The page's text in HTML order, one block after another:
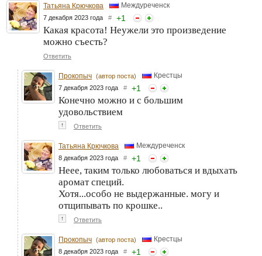
Татьяна Крючкова Междуреченск
7 декабря 2023 года # +1
Какая красота! Неужели это произведение
можно съесть?
Ответить
Прокопыч (автор поста) Крестцы
7 декабря 2023 года # +1
Конечно можно и с большим
удовольствием
↑ Ответить
Татьяна Крючкова Междуреченск
8 декабря 2023 года # +1
Неее, таким только любоваться и вдыхать
аромат специй.
Хотя...особо не выдержанные. могу и
отщипывать по крошке..
↑ Ответить
Прокопыч (автор поста) Крестцы
8 декабря 2023 года # +1